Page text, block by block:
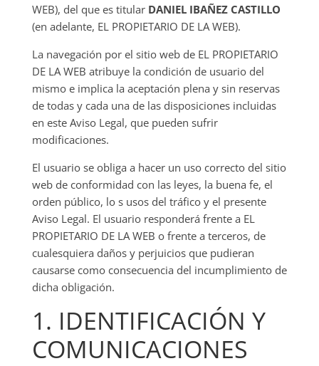
WEB), del que es titularDANIEL IBAÑEZ CASTILLO
(en adelante, EL PROPIETARIO DE LA WEB).
La navegación por el sitio web de EL PROPIETARIO
DE LA WEB atribuye la condición de usuario del
mismo e implica la aceptación plena y sin reservas
de todas y cada una de las disposiciones incluidas
en este Aviso Legal, que pueden sufrir
modificaciones.
El usuario se obliga a hacer un uso correcto del sitio
web de conformidad con las leyes, la buena fe, el
orden público, lo s usos del tráfico y el presente
Aviso Legal. El usuario responderá frente a EL
PROPIETARIO DE LA WEB o frente a terceros, de
cualesquiera daños y perjuicios que pudieran
causarse como consecuencia del incumplimiento de
dicha obligación.
1. IDENTIFICACIÓN Y
COMUNICACIONES